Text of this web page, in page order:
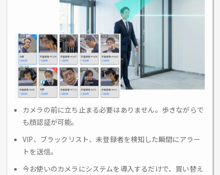
カメラの前に立ち止まる必要はありません。歩きながらで
も顔認証が可能。
VIP、ブラックリスト、未登録者を検知した瞬間にアラー
トを送信。
今お使いのカメラにシステムを導入するだけで、買い替え